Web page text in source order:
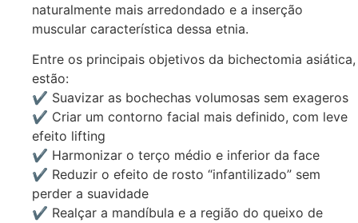
naturalmente mais arredondado e a inserção
muscular característica dessa etnia.
Entre os principais objetivos da bichectomia asiática,
estão:
✔️ Suavizar as bochechas volumosas sem exageros
✔️ Criar um contorno facial mais definido, com leve
efeito lifting
✔️ Harmonizar o terço médio e inferior da face
✔️ Reduzir o efeito de rosto “infantilizado” sem
perder a suavidade
✔️ Realçar a mandíbula e a região do queixo de